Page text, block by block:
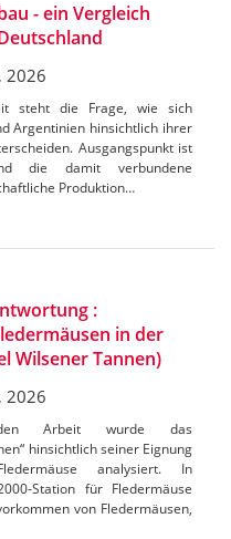
- ein Vergleich
2026
steht die Frage, wie sich
Argentinien hinsichtlich ihrer
Ausgangspunkt ist
die damit verbundene
Produktion…
:
in der
Wilsener Tannen)
2026
Arbeit wurde das
hinsichtlich seiner Eignung
analysiert. In
Station für Fledermäuse
von Fledermäusen,